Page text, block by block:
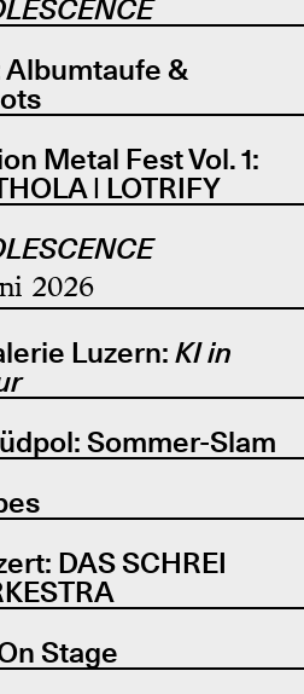
Albumtaufe &
Metal Fest Vol. 1:
| LOTRIFY
2026
Luzern: KI in
Sommer-Slam
DAS SCHREI
Stage